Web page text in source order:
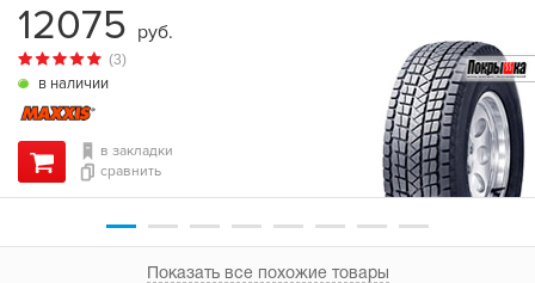
в наличии
(3)
в закладки
сравнить
12075 руб.
Показать все похожие товары